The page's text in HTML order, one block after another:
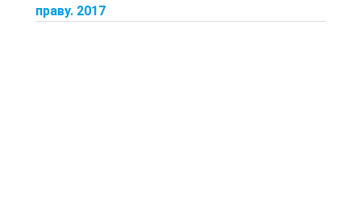
праву. 2017